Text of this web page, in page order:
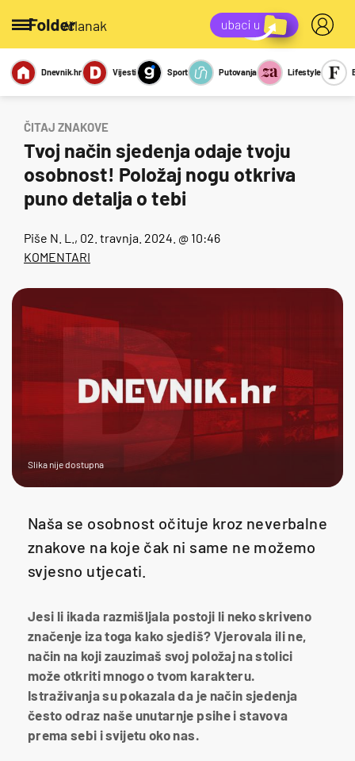
/članak
Miks Kviz
Report
Sexy
Dnevnik.hr Vijesti Sport Putovanja Lifestyle
ČITAJ ZNAKOVE
Tvoj način sjedenja odaje tvoju
osobnost! Položaj nogu otkriva
puno detalja o tebi
Piše N. L. , 02. travnja. 2024. @ 10:46
KOMENTARI
Slika nije dostupna
Naša se osobnost očituje kroz neverbalne
znakove na koje čak ni same ne možemo
svjesno utjecati.
Jesi li ikada razmišljala postoji li neko skriveno
značenje iza toga kako sjediš? Vjerovala ili ne,
način na koji zauzimaš svoj položaj na stolici
može otkriti mnogo o tvom karakteru.
Istraživanja su pokazala da je način sjedenja
često odraz naše unutarnje psihe i stavova
prema sebi i svijetu oko nas.